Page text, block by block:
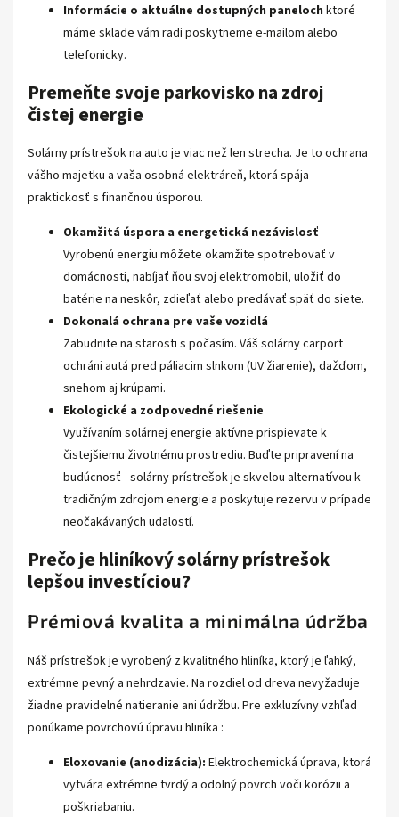
Informácie o aktuálne dostupných paneloch ktoré
máme sklade vám radi poskytneme e-mailom alebo
telefonicky.
Premeňte svoje parkovisko na zdroj
čistej energie
Solárny prístrešok na auto je viac než len strecha. Je to ochrana
vášho majetku a vaša osobná elektráreň, ktorá spája
praktickosť s finančnou úsporou.
Okamžitá úspora a energetická nezávislosť
Vyrobenú energiu môžete okamžite spotrebovať v
domácnosti, nabíjať ňou svoj elektromobil, uložiť do
batérie na neskôr, zdieľať alebo predávať späť do siete.
Dokonalá ochrana pre vaše vozidlá
Zabudnite na starosti s počasím. Váš solárny carport
ochráni autá pred páliacim slnkom (UV žiarenie), dažďom,
snehom aj krúpami.
Ekologické a zodpovedné riešenie
Využívaním solárnej energie aktívne prispievate k
čistejšiemu životnému prostrediu. Buďte pripravení na
budúcnosť - solárny prístrešok je skvelou alternatívou k
tradičným zdrojom energie a poskytuje rezervu v prípade
neočakávaných udalostí.
Prečo je hliníkový solárny prístrešok
lepšou investíciou?
Prémiová kvalita a minimálna údržba
Náš prístrešok je vyrobený z kvalitného hliníka, ktorý je ľahký,
extrémne pevný a nehrdzavie. Na rozdiel od dreva nevyžaduje
žiadne pravidelné natieranie ani údržbu. Pre exkluzívny vzhľad
ponúkame povrchovú úpravu hliníka :
Eloxovanie (anodizácia): Elektrochemická úprava, ktorá
vytvára extrémne tvrdý a odolný povrch voči korózii a
poškriabaniu.